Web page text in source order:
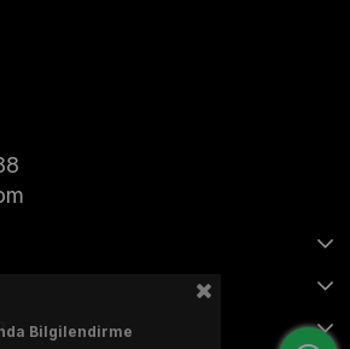
Bilgilendirme